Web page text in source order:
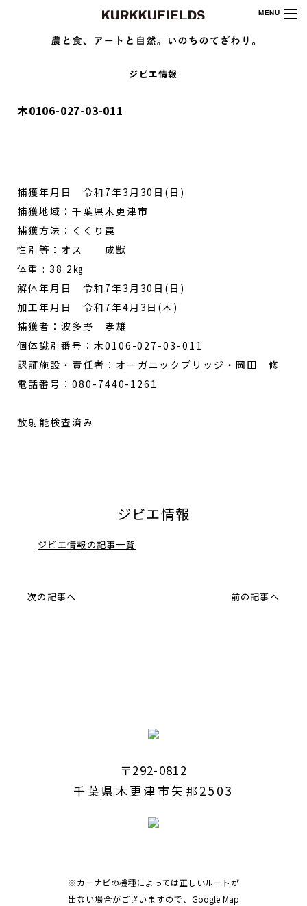
MENU
ジビエ情報
木0106-027-03-011
捕獲年月日 令和7年3月30日(日)
捕獲地域：千葉県木更津市
捕獲方法：くくり罠
性別等：オス 成獣
体重 : 38.2㎏
解体年月日 令和7年3月30日(日)
加工年月日 令和7年4月3日(木)
捕獲者：波多野 孝雄
個体識別番号：木0106-027-03-011
認証施設・責任者：オーガニックブリッジ・岡田 修
電話番号：080-7440-1261
放射能検査済み
ジビエ情報
ジビエ情報の記事一覧
次の記事へ 前の記事へ
〒292-0812
千葉県木更津市矢那2503
※カーナビの機種によっては正しいルートが
出ない場合がございますので、Google Map